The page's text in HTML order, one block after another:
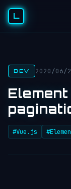
L
DEV 2020/06/
#Vue.js